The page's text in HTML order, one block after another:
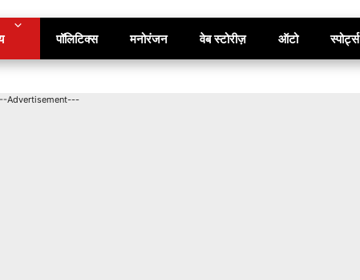
पॉलिटिक्स मनोरंजन वेब स्टोरीज़ ऑटो स्पोर्ट्स
Advertisement---